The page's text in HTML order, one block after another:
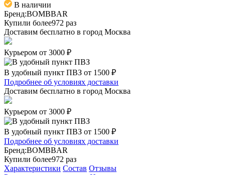
В наличии
Бренд:BOMBBAR
Купили более972 раз
Доставим бесплатно в город Москва
Курьером от 3000 ₽
В удобный пункт ПВЗ от 1500 ₽
Подробнее об условиях доставки
Доставим бесплатно в город Москва
Курьером от 3000 ₽
В удобный пункт ПВЗ от 1500 ₽
Подробнее об условиях доставки
Бренд:BOMBBAR
Купили более972 раз
Характеристики Состав Отзывы